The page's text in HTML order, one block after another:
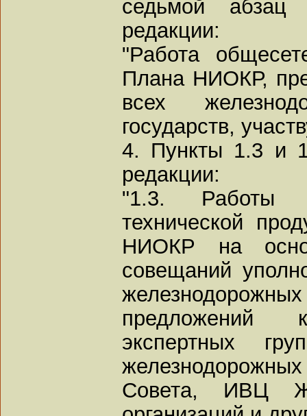
седьмой
редакции:
"Работа
Плана НИОКР,
всех
государств,
4. Пункты 1.3 и
редакции:
"1.3. Работы
технической
НИОКР на
совещаний
предложений
экспертных
Совета, ИВЦ